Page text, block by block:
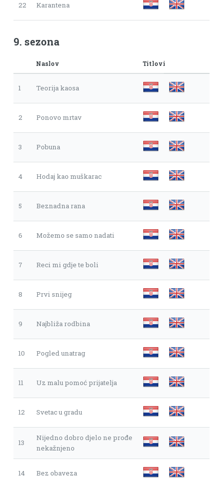
22 Karantena
9. sezona
Naslov Titlovi
1 Teorija kaosa
2 Ponovo mrtav
3 Pobuna
4 Hodaj kao muškarac
5 Beznadna rana
6 Možemo se samo nadati
7 Reci mi gdje te boli
8 Prvi snijeg
9 Najbliža rodbina
10 Pogled unatrag
11 Uz malu pomoć prijatelja
12 Svetac u gradu
13
Nijedno dobro djelo ne prođe
nekažnjeno
14 Bez obaveza